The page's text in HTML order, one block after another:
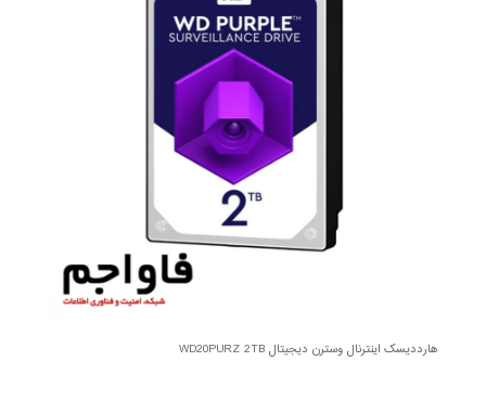
هارددیسک اینترنال وسترن دیجیتال WD20PURZ 2TB